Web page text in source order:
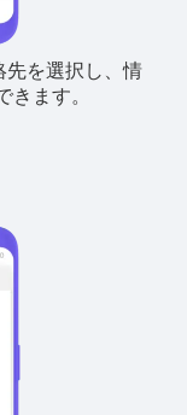
先を選択し、情
ます。